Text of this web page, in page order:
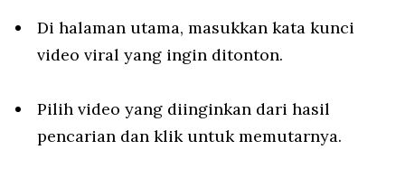
Di halaman utama, masukkan kata kunci
video viral yang ingin ditonton.
Pilih video yang diinginkan dari hasil
pencarian dan klik untuk memutarnya.